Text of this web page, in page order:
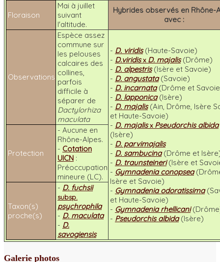
Floraison
Mai à juillet
suivant
l'altitude.
Hybrides observés en Rhône-
avec :
Observations
Espèce assez
commune sur
les pelouses
calcaires des
collines,
parfois
difficile à
séparer de
Dactylorhiza
maculata
- D. viridis(Haute-Savoie)
- D.viridisx D. majalis(Drôme)
- D. alpestris(Isère et Savoie)
- D. angustata(Savoie)
- D. incarnata(Drôme et
- D. lapponica(Isère)
- D. majalis(Ain, Drôme, Isère
et Haute-Savoie)
- D. majalisx Pseudorchis albida
(Isère)
- D. parvimajalis
- D. sambucina(Drôme et
- D. traunsteineri(Isère et
- Gymnadenia conopsea
Isère et Savoie)
- Gymnadenia odoratissima
et Haute-Savoie)
- Gymnadenia rhellicani
- Pseudorchis albida(Isère)
Protection
- Aucune en
Rhône-Alpes.
- Cotation
UICN :
Préoccupation
mineure (LC).
Taxon(s)
proche(s)
- D. fuchsii
subsp.
psychrophila
- D. maculata
- D.
savogiensis
Galerie photos